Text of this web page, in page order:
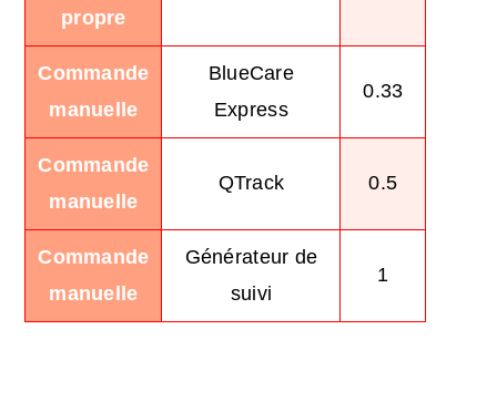
propre
Commande
manuelle
BlueCare
Express
0.33
Commande
manuelle
QTrack 0.5
Commande
manuelle
Générateur de
suivi
1